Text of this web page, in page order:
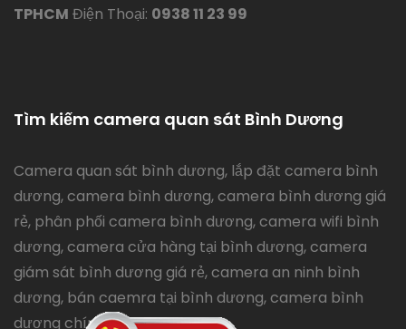
TPHCM Điện Thoại: 0938 11 23 99
Tìm kiếm camera quan sát Bình Dương
Camera quan sát bình dương, lắp đặt camera bình
dương, camera bình dương, camera bình dương giá
rẻ, phân phối camera bình dương, camera wifi bình
dương, camera cửa hàng tại bình dương, camera
giám sát bình dương giá rẻ, camera an ninh bình
dương, bán caemra tại bình dương, camera bình
dương chính hãng